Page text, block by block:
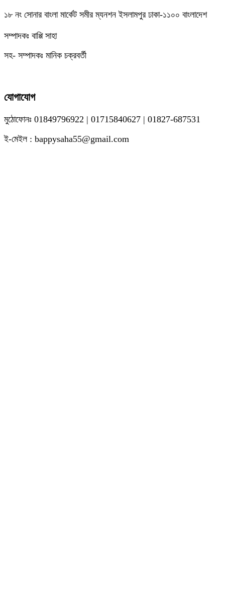
১৮ নং সোনার বাংলা মার্কেট সমীর ম্যনশন ইসলামপুর ঢাকা-১১০০ বাংলাদেশ
সম্পাদকঃ বাপ্পি সাহা
সহ- সম্পাদকঃ মানিক চক্রবর্তী
যোগাযোগ
মুঠোফোনঃ 01849796922 | 01715840627 | 01827-687531
ই-মেইল : bappysaha55@gmail.com